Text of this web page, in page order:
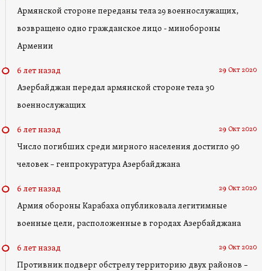
Армянской стороне переданы тела 29 военнослужащих,
возвращено одно гражданское лицо - минобороны
Армении
6 лет назад 29 Окт 2020
Азербайджан передал армянской стороне тела 30
военнослужащих
6 лет назад 29 Окт 2020
Число погибших среди мирного населения достигло 90
человек – генпрокуратура Азербайджана
6 лет назад 29 Окт 2020
Армия обороны Карабаха опубликовала легитимные
военные цели, расположенные в городах Азербайджана
6 лет назад 29 Окт 2020
Противник подверг обстрелу территорию двух районов –